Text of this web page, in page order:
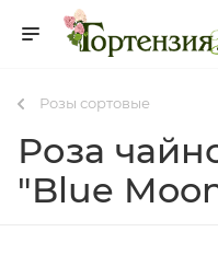
Розы сортовые
Роза
"Blue